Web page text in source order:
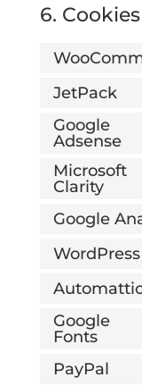
6.
JetPack
Google
Adsense
Microsoft
Clarity
Google
WordPress
Google
Fonts
PayPal